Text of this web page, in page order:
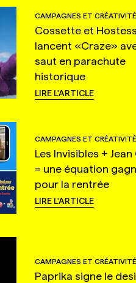
CAMPAGNES ET CRÉATIVITÉ
Cossette et Hostess
lancent «Craze»
saut en parachute
historique
LIRE L'ARTICLE
CAMPAGNES ET CRÉATIVITÉ
Les Invisibles +
= une équation
pour la rentrée
LIRE L'ARTICLE
CAMPAGNES ET CRÉATIVITÉ
Paprika signe le